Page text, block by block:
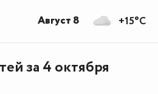
за 4 октября
+15°C
Август 8